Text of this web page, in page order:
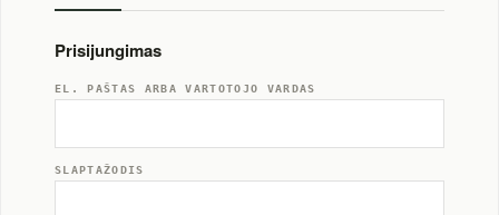
Prisijungimas
EL. PAŠTAS ARBA VARTOTOJO VARDAS
SLAPTAŽODIS